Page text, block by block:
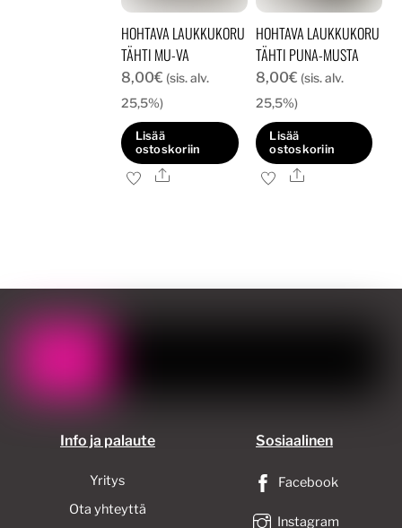
HOHTAVA LAUKKUKORU
TÄHTI MU-VA
8,00€ (sis. alv.
25,5%)
Lisää
ostoskoriin
Ale
HOHTAVA LAUKKUKORU
TÄHTI PUNA-MUSTA
8,00€ (sis. alv.
25,5%)
Lisää
ostoskoriin
Ale
Info ja palaute
Yritys
Ota yhteyttä
Sosiaalinen
Facebook
Instagram